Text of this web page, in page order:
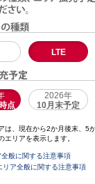
LTE
点
2026年
10月末予定
は、現在から2か月後末、5
エリアを表示します。
般に関する注意事項
リア全般に関する注意事項